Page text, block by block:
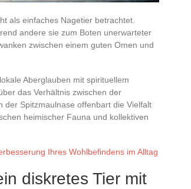
als einfaches Nagetier betrachtet.
andere sie zum Boten unerwarteter
zwischen einem guten Omen und
Aberglauben mit spirituellem
das Verhältnis zwischen der
der Spitzmaulnase offenbart die Vielfalt
heimischer Fauna und kollektiven
Ihres Wohlbefindens im Alltag
diskretes Tier mit